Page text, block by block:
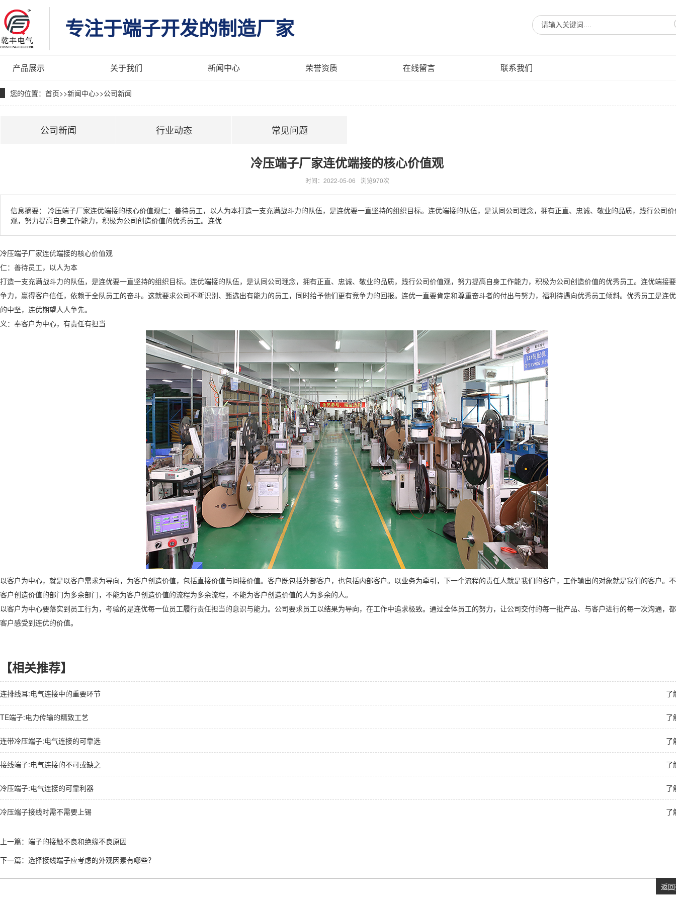
专注于端子开发的制造厂家
产品展示 关于我们 新闻中心 荣誉资质 在线留言 联系我们
您的位置： 首页>>新闻中心>>公司新闻
公司新闻 行业动态 常见问题
​冷压端子厂家连优端接的核心价值观
时间：2022-05-06 浏览970次
信息摘要：
冷压端子厂家连优端接的核心价值观仁：善待员工，以人为本打造一支充满战斗力的队伍，是连优要一直坚持的组织目标。连优端接的队伍，是认同公司理念，拥有正直、忠诚、敬业的品质，践行公司
观，努力提高自身工作能力，积极为公司创造价值的优秀员工。连优
冷压端子厂家连优端接的核心价值观
仁：善待员工，以人为本
打造一支充满战斗力的队伍，是连优要一直坚持的组织目标。连优端接的队伍，是认同公司理念，拥有正直、忠诚、敬业的品质，践行公司价值观，努力提高自身工作能力，积极为公司创造价值的优秀员工。连优端接
争力，赢得客户信任，依赖于全队员工的奋斗。这就要求公司不断识别、甄选出有能力的员工，同时给予他们更有竞争力的回报。连优一直要肯定和尊重奋斗者的付出与努力，福利待遇向优秀员工倾斜。优秀员工是连
的中坚，连优期望人人争先。
义：奉客户为中心，有责任有担当
以客户为中心，就是以客户需求为导向，为客户创造价值，包括直接价值与间接价值。客户既包括外部客户，也包括内部客户。以业务为牵引，下一个流程的责任人就是我们的客户，工作输出的对象就是我们的客户。
客户创造价值的部门为多余部门，不能为客户创造价值的流程为多余流程，不能为客户创造价值的人为多余的人。
以客户为中心要落实到员工行为，考验的是连优每一位员工履行责任担当的意识与能力。公司要求员工以结果为导向，在工作中追求极致。通过全体员工的努力，让公司交付的每一批产品、与客户进行的每一次沟通，
客户感受到连优的价值。
【相关推荐】
了
连排线耳:电气连接中的重要环节
了
TE端子:电力传输的精致工艺
了
连带冷压端子:电气连接的可靠选
了
接线端子:电气连接的不可或缺之
了
冷压端子:电气连接的可靠利器
了
冷压端子接线时需不需要上锡
上一篇： ​端子的接触不良和绝缘不良原因
下一篇： 选择接线端子应考虑的外观因素有哪些？
返